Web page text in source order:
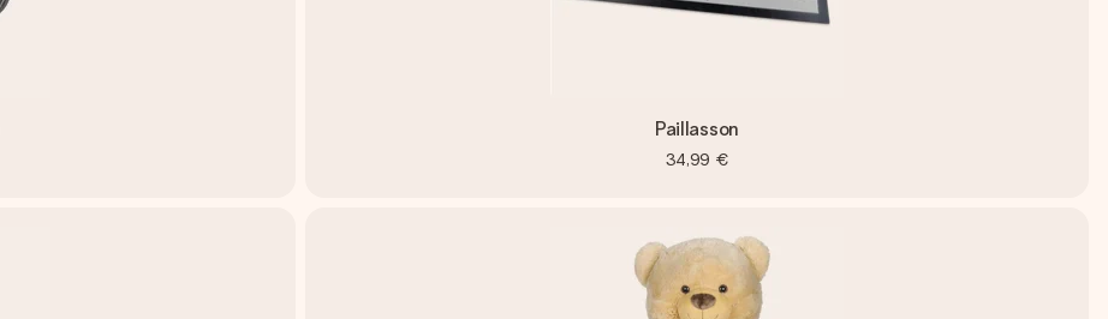
Paillasson
34,99 €